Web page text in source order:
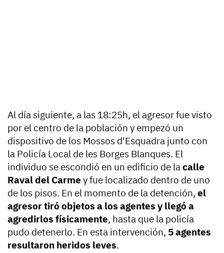
Al día siguiente, a las 18:25h, el agresor fue visto
por el centro de la población y empezó un
dispositivo de los Mossos d'Esquadra junto con
la Policía Local de les Borges Blanques. El
individuo se escondió en un edificio de lacalle
Raval del Carme y fue localizado dentro de uno
de los pisos. En el momento de la detención, el
agresor tiró objetos a los agentes y llegó a
agredirlos físicamente, hasta que la policía
pudo detenerlo. En esta intervención, 5 agentes
resultaron heridos leves.